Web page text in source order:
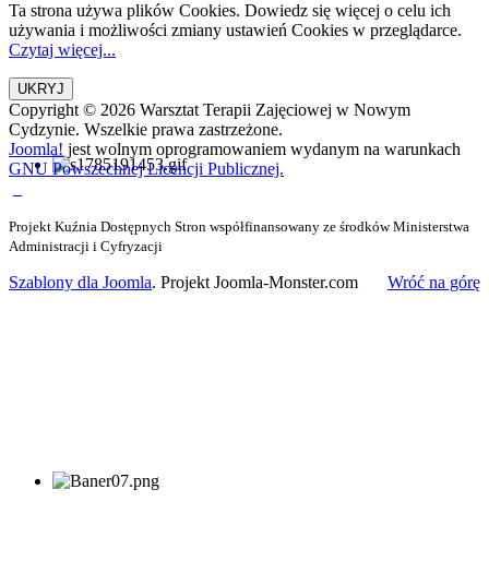
Ta strona używa plików Cookies. Dowiedz się więcej o celu ich
używania i możliwości zmiany ustawień Cookies w przeglądarce.
Czytaj więcej...
Copyright © 2026 Warsztat Terapii Zajęciowej w Nowym
Cydzynie. Wszelkie prawa zastrzeżone.
Joomla! jest wolnym oprogramowaniem wydanym na warunkach
GNU Powszechnej Licencji Publicznej.
Projekt Kuźnia Dostępnych Stron współfinansowany ze środków Ministerstwa
Administracji i Cyfryzacji
Szablony dla Joomla. Projekt Joomla-Monster.com Wróć na górę